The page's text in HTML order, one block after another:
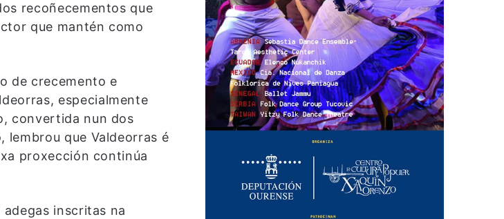
recoñecementos que
que mantén como
de crecemento e
especialmente
convertida nun dos
que Valdeorras é
proxección continúa
inscritas na